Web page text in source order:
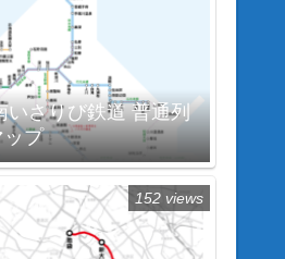
いさりび鉄道 普通列
プ
152 views